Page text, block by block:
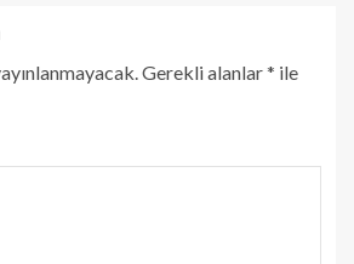
Gerekli alanlar* ile